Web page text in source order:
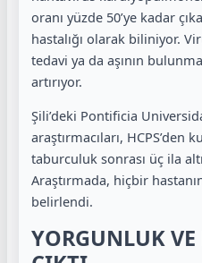
oranı yüzde 50’ye kadar
hastalığı olarak biliniyor.
tedavi ya da aşının
artırıyor.
Şili’deki Pontificia
araştırmacıları, HCPS’den
taburculuk sonrası üç ila
Araştırmada, hiçbir
belirlendi.
YORGUNLUK